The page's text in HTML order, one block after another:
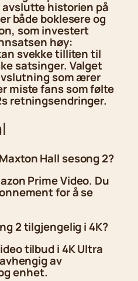
avslutte historien på
både boklesere og
som investert
høy:
svekke tilliten til
satsinger. Valget
som ærer
miste fans som følte
retningsendringer.
Hall sesong 2?
Prime Video. Du
for å se
2 tilgjengelig i 4K?
tilbud i 4K Ultra
av
enhet.